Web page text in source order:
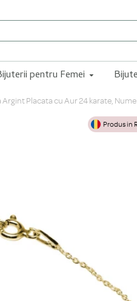
pentru Femei
Argint Placata cu Aur 24 karate, Nume
Produs in